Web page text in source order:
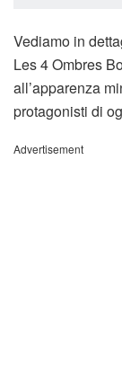
Vediamo in
Les 4 Ombres
all’apparenza
protagonisti di
Advertisement